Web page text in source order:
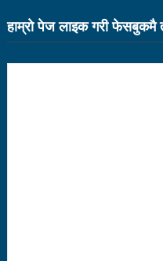
in Indian Ocean Rim
हाम्राे पेज लाइक गरी फेसबुकमै